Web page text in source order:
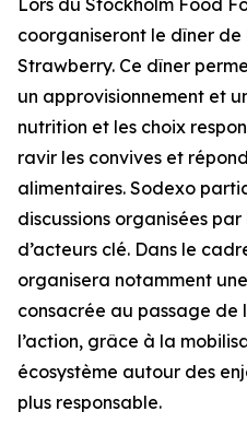
Lors du Stockholm Food
coorganiseront le dîner de
Strawberry. Ce dîner
un approvisionnement et
nutrition et les choix
ravir les convives et
alimentaires. Sodexo
discussions organisées
d’acteurs clé. Dans le
organisera notamment
consacrée au passage de
l’action, grâce à la
écosystème autour des
plus responsable.